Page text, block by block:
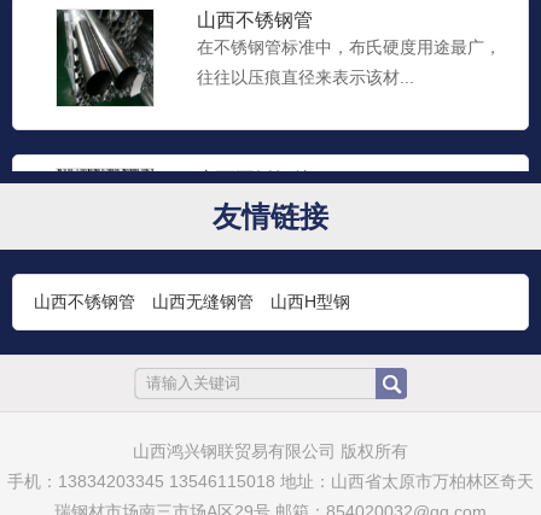
山西不锈钢管
在不锈钢管标准中，布氏硬度用途最广，
往往以压痕直径来表示该材...
山西不锈钢管
不锈钢管一般常用布氏、洛氏、维氏三种
硬度指标来衡量其硬度。...
山西太钢不锈钢管
不锈钢钢管是一种中空的长条圆形钢材，
主要广泛用于石油、化工、...
山西不锈钢板
友情链接
山西不锈钢管 山西无缝钢管 山西H型钢
山西鸿兴钢联贸易有限公司 版权所有
手机：13834203345 13546115018 地址：山西省太原市万柏林区奇天